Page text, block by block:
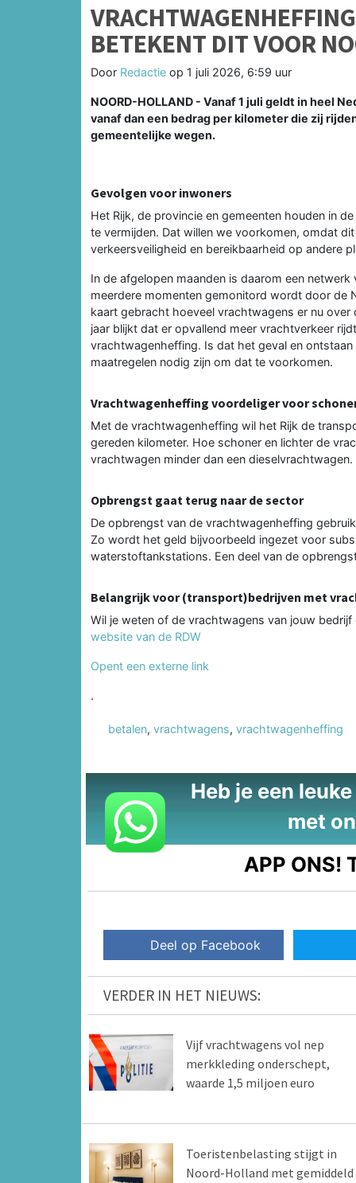
BETEKENT DIT VOOR
Door Redactie op 1 juli 2026, 6:59 uur
NOORD-HOLLAND - Vanaf 1 juli geldt in heel
vanaf dan een bedrag per kilometer die zij
gemeentelijke wegen.
Gevolgen voor inwoners
Het Rijk, de provincie en gemeenten houden in
te vermijden. Dat willen we voorkomen, omdat
verkeersveiligheid en bereikbaarheid op andere
In de afgelopen maanden is daarom een
meerdere momenten gemonitord wordt door de
kaart gebracht hoeveel vrachtwagens er nu
jaar blijkt dat er opvallend meer vrachtverkeer
vrachtwagenheffing. Is dat het geval en
maatregelen nodig zijn om dat te voorkomen.
Vrachtwagenheffing voordeliger voor
Met de vrachtwagenheffing wil het Rijk de
gereden kilometer. Hoe schoner en lichter de
vrachtwagen minder dan een
Opbrengst gaat terug naar de sector
De opbrengst van de vrachtwagenheffing
Zo wordt het geld bijvoorbeeld ingezet voor
waterstoftankstations. Een deel van de
Belangrijk voor (transport)bedrijven met
Wil je weten of de vrachtwagens van jouw
website van de RDW
Opent een externe link
.
betalen, vrachtwagens, vrachtwagenheffing
Heb je een
met
APP ONS!
Deel op Facebook
VERDER IN HET NIEUWS:
Vijf vrachtwagens vol nep
merkkleding onderschept,
waarde 1,5 miljoen euro
Toeristenbelasting stijgt in
Noord-Holland met gemiddeld